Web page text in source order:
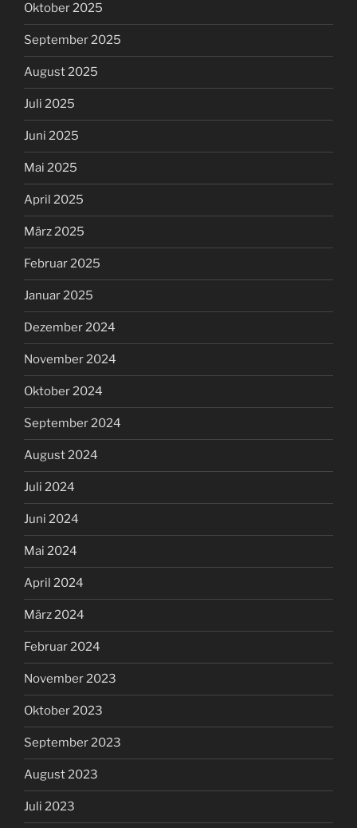
Oktober 2025
September 2025
August 2025
Juli 2025
Juni 2025
Mai 2025
April 2025
März 2025
Februar 2025
Januar 2025
Dezember 2024
November 2024
Oktober 2024
September 2024
August 2024
Juli 2024
Juni 2024
Mai 2024
April 2024
März 2024
Februar 2024
November 2023
Oktober 2023
September 2023
August 2023
Juli 2023